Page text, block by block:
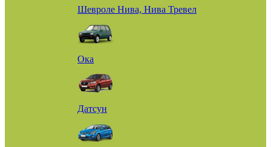
Шевроле Нива, Нива Тревел
Ока
Датсун